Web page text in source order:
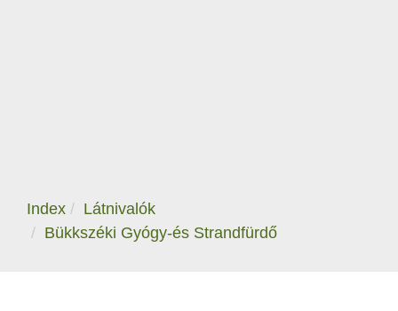
Index
Látnivalók
Bükkszéki Gyógy-és Strandfürdő